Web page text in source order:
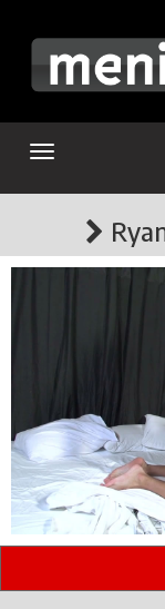
TOGGLE